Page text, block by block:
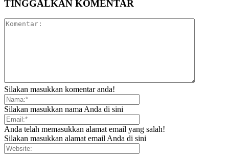
TINGGALKAN KOMENTAR
Silakan masukkan komentar anda!
Silakan masukkan nama Anda di sini
Anda telah memasukkan alamat email yang salah!
Silakan masukkan alamat email Anda di sini